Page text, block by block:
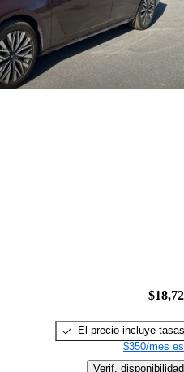
El precio incluye tasas
$350/mes
Verif. disponibilidad